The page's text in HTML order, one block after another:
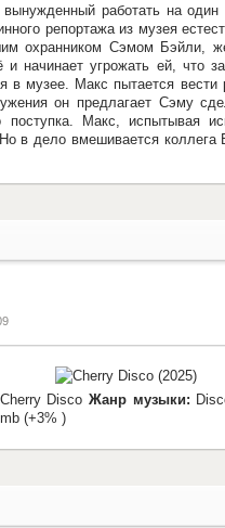
работать на
репортажа из музея
охранником Сэмом Бэйли,
начинает угрожать ей, что
в музее. Макс пытается
он предлагает Сэму
поступка. Макс, испытывая
в дело вмешивается
Cherry Disco Жанр музыки:
(+3% )